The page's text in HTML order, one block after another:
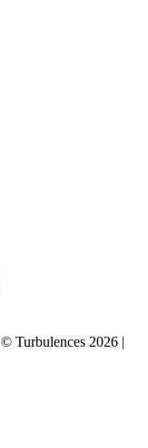
© Turbulences 2026 |